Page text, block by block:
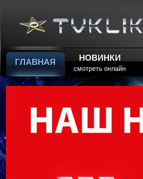
ГЛАВНАЯ НОВИНКИ
смотреть онлайн